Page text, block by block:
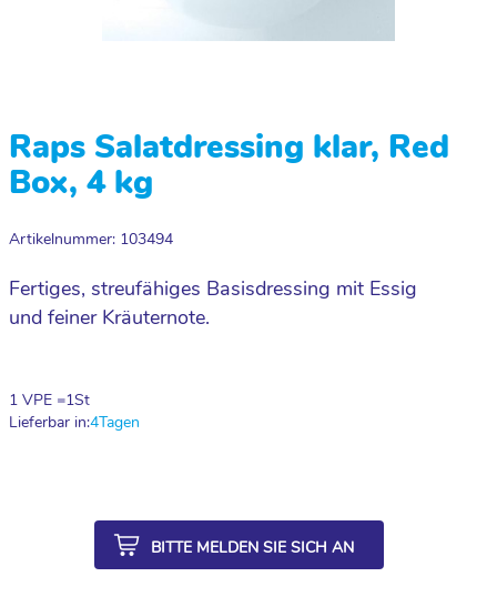
Raps Salatdressing klar, Red
Box, 4 kg
Artikelnummer: 103494
Fertiges, streufähiges Basisdressing mit Essig
und feiner Kräuternote.
1 VPE =1St
Lieferbar in:4Tagen
BITTE MELDEN SIE SICH AN